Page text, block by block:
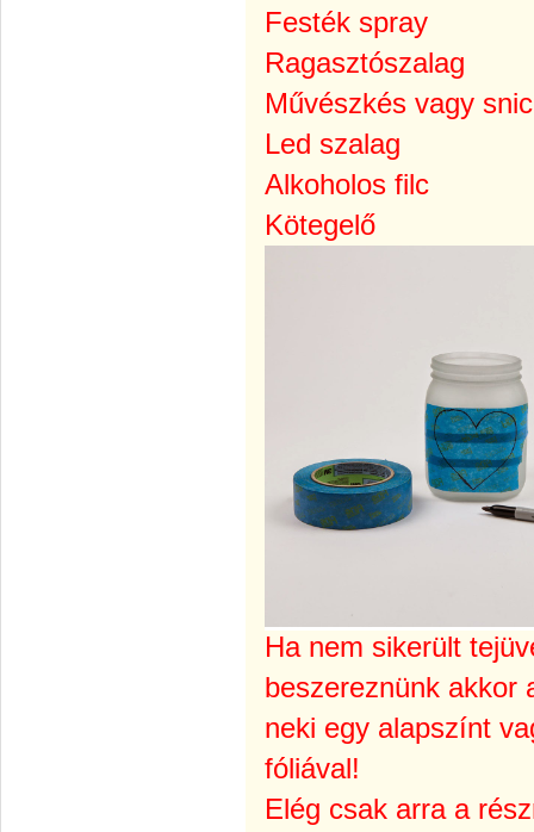
Festék spray
Ragasztószalag
Művészkés vagy
Led szalag
Alkoholos filc
Kötegelő
Ha nem sikerült
beszereznünk akkor
neki egy alapszínt
fóliával!
Elég csak arra a